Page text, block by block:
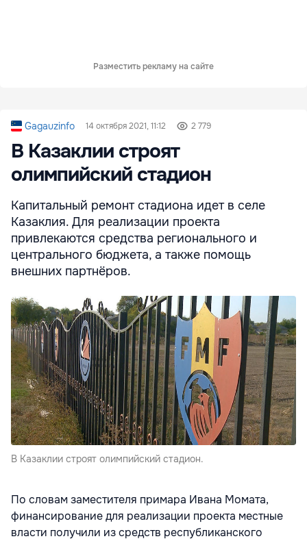
Разместить рекламу на сайте
Gagauzinfo 14 октября 2021, 11:12 2 779
В Казаклии строят
олимпийский стадион
Капитальный ремонт стадиона идет в селе
Казаклия. Для реализации проекта
привлекаются средства регионального и
центрального бюджета, а также помощь
внешних партнёров.
В Казаклии строят олимпийский стадион.
По словам заместителя примара Ивана Момата,
финансирование для реализации проекта местные
власти получили из средств республиканского